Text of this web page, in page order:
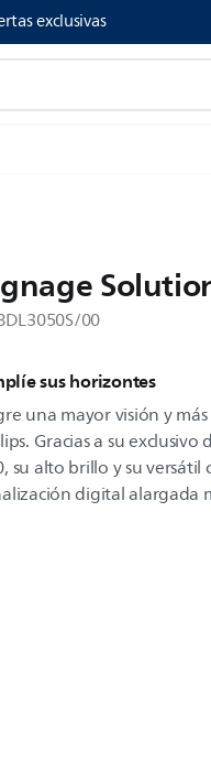
exclusivas
00
sus horizontes
una mayor visión y
Gracias a su
su alto brillo y su
digital alargada